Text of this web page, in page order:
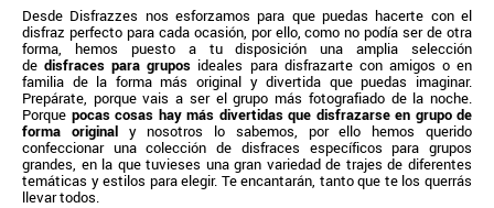
Desde Disfrazzes nos esforzamos para que puedas hacerte con el
disfraz perfecto para cada ocasión, por ello, como no podía ser de otra
forma, hemos puesto a tu disposición una amplia selección
dedisfraces para grupos ideales para disfrazarte con amigos o en
familia de la forma más original y divertida que puedas imaginar.
Prepárate, porque vais a ser el grupo más fotografiado de la noche.
Porque pocas cosas hay más divertidas que disfrazarse en grupo de
forma originaly nosotros lo sabemos, por ello hemos querido
confeccionar una colección de disfraces específicos para grupos
grandes, en la que tuvieses una gran variedad de trajes de diferentes
temáticas y estilos para elegir. Te encantarán, tanto que te los querrás
llevar todos.